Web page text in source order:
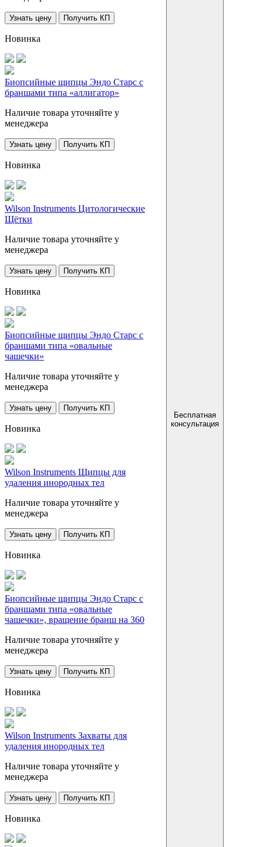
Узнать цену Получить КП
Новинка
Биопсийные щипцы Эндо Старс с
браншами типа «аллигатор»
Наличие товара уточняйте у
менеджера
Узнать цену Получить КП
Новинка
Wilson Instruments Цитологические
Щётки
Наличие товара уточняйте у
менеджера
Узнать цену Получить КП
Новинка
Биопсийные щипцы Эндо Старс с
браншами типа «овальные
чашечки»
Наличие товара уточняйте у
менеджера
Узнать цену Получить КП
Новинка
Wilson Instruments Щипцы для
удаления инородных тел
Наличие товара уточняйте у
менеджера
Узнать цену Получить КП
Новинка
Биопсийные щипцы Эндо Старс с
браншами типа «овальные
чашечки», вращение бранш на 360
Наличие товара уточняйте у
менеджера
Узнать цену Получить КП
Новинка
Wilson Instruments Захваты для
удаления инородных тел
Наличие товара уточняйте у
менеджера
Узнать цену Получить КП
Новинка
Бесплатная
консультация